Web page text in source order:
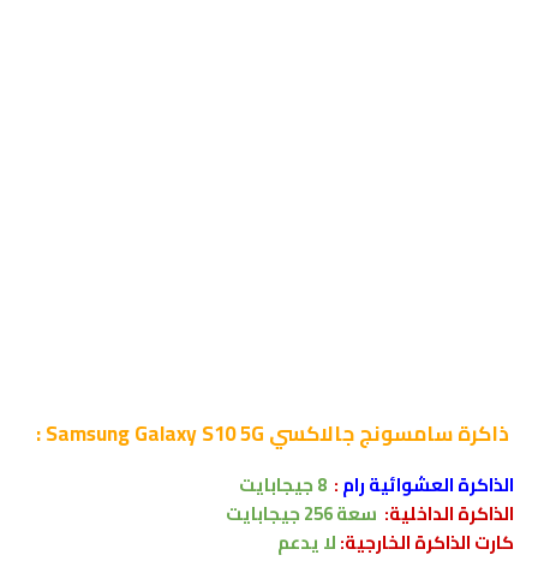
ذاكرةسامسونج جالاكسي Samsung Galaxy S10 5G :
الذاكرة العشوائية رام: 8 جيجابايت
الذاكرة الداخلية: سعة256 جيجابايت
كارت الذاكرة الخارجية:لايدعم